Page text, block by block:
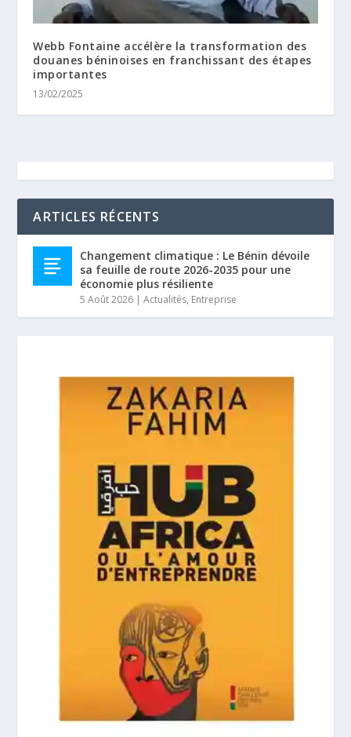
Webb Fontaine accélère la transformation des
douanes béninoises en franchissant des étapes
importantes
13/02/2025
ARTICLES RÉCENTS
Changement climatique : Le Bénin dévoile
sa feuille de route 2026-2035 pour une
économie plus résiliente
5 Août 2026 |Actualités, Entreprise